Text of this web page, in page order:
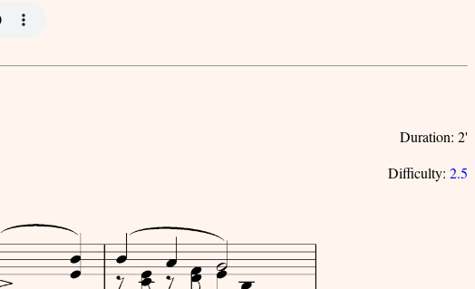
Duration: 2'
Difficulty: 2.5